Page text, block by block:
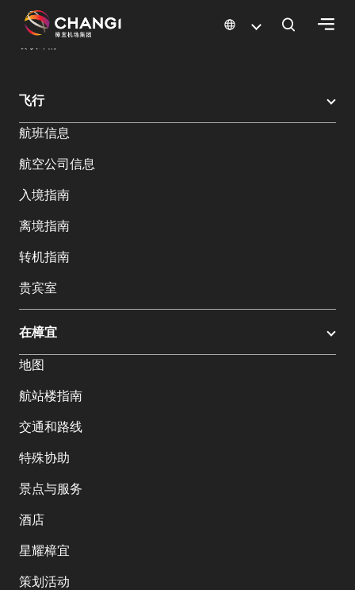
所
樟
宜
网
站:
选
择
言:
樟宜机场 樟宜机场餐饮与购物
餐饮指南：餐厅和美食 | 樟宜机场
飞行
航班信息
航空公司信息
入境指南
离境指南
转机指南
贵宾室
在樟宜
地图
航站楼指南
交通和路线
特殊协助
景点与服务
酒店
星耀樟宜
策划活动